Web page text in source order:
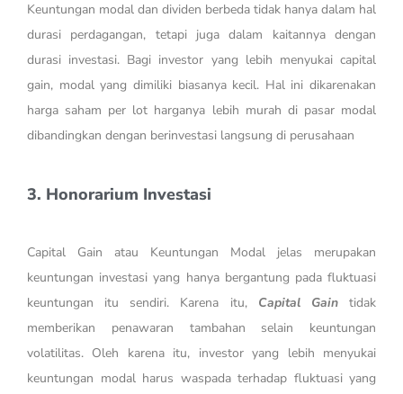
Keuntungan modal dan dividen berbeda tidak hanya dalam hal
durasi perdagangan, tetapi juga dalam kaitannya dengan
durasi investasi. Bagi investor yang lebih menyukai capital
gain, modal yang dimiliki biasanya kecil. Hal ini dikarenakan
harga saham per lot harganya lebih murah di pasar modal
dibandingkan dengan berinvestasi langsung di perusahaan
3. Honorarium Investasi
Capital Gain atau Keuntungan Modal jelas merupakan
keuntungan investasi yang hanya bergantung pada fluktuasi
keuntungan itu sendiri. Karena itu, Capital Gaintidak
memberikan penawaran tambahan selain keuntungan
volatilitas. Oleh karena itu, investor yang lebih menyukai
keuntungan modal harus waspada terhadap fluktuasi yang